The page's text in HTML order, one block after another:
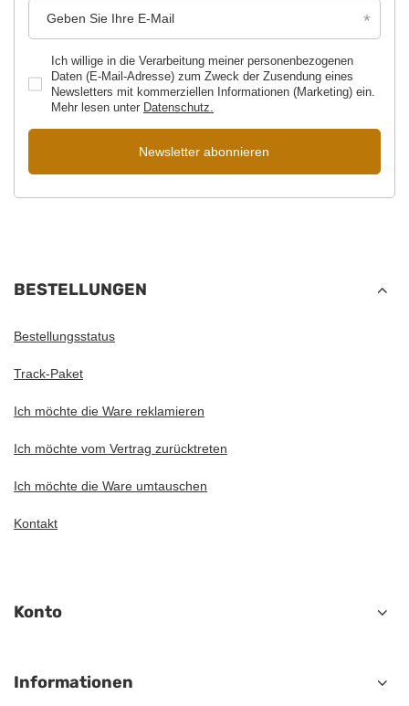
Geben Sie Ihre E-Mail
Ich willige in die Verarbeitung meiner personenbezogenen
Daten (E-Mail-Adresse) zum Zweck der Zusendung eines
Newsletters mit kommerziellen Informationen (Marketing) ein.
Mehr lesen unter Datenschutz.
Newsletter abonnieren
BESTELLUNGEN
Bestellungsstatus
Track-Paket
Ich möchte die Ware reklamieren
Ich möchte vom Vertrag zurücktreten
Ich möchte die Ware umtauschen
Kontakt
Konto
Informationen